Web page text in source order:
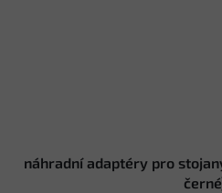
náhradní adaptéry pro